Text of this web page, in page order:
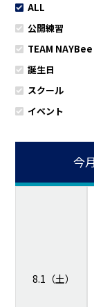
ALL
公開練習
TEAM NAYBee
誕生日
スクール
イベント
今月
8.1（土）